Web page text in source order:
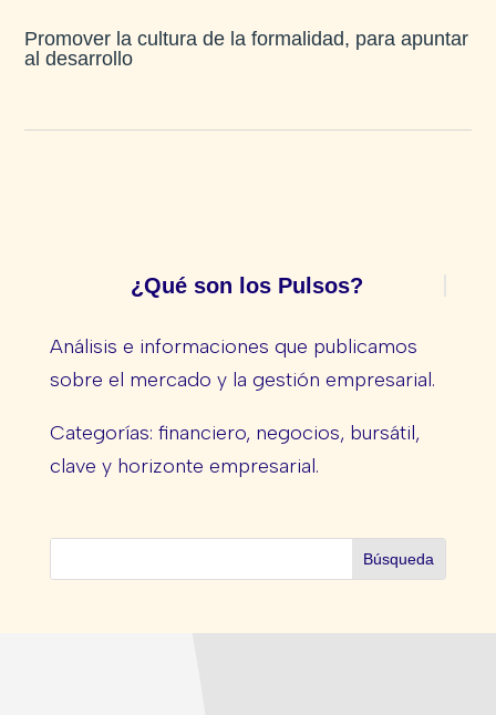
Promover la cultura de la formalidad, para apuntar
al desarrollo
¿Qué son los Pulsos?
Análisis e informaciones que publicamos
sobre el mercado y la gestión empresarial.
Categorías: financiero, negocios, bursátil,
clave y horizonte empresarial.